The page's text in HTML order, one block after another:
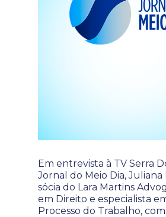
Em entrevista à TV Serra
Jornal do Meio Dia,
sócia do Lara Martins
em Direito e especialista
Processo do Trabalho,